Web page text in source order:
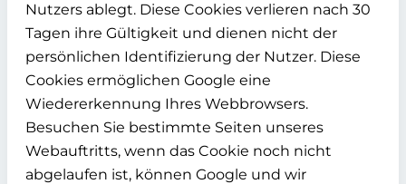
Nutzers ablegt. Diese Cookies verlieren nach 30
Tagen ihre Gültigkeit und dienen nicht der
persönlichen Identifizierung der Nutzer. Diese
Cookies ermöglichen Google eine
Wiedererkennung Ihres Webbrowsers.
Besuchen Sie bestimmte Seiten unseres
Webauftritts, wenn das Cookie noch nicht
abgelaufen ist, können Google und wir